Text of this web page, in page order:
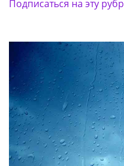
Подписаться на эту